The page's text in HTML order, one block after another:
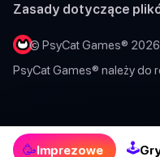
🥳Imprezowe 🕹
Zasady dotyczące
© PsyCat Games® 2026
PsyCat Games® należy do